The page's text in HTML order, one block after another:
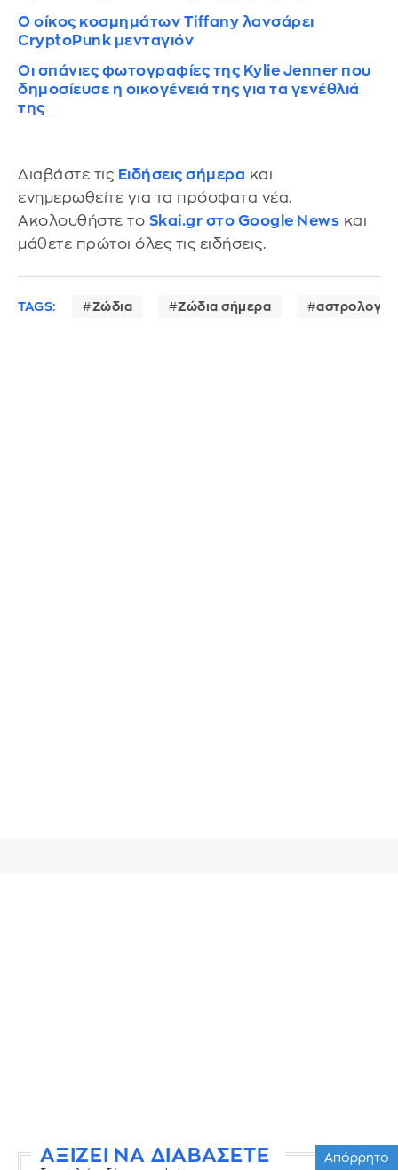
Ο οίκος κοσμημάτων Tiffany λανσάρει
CryptoPunk μενταγιόν
Οι σπάνιες φωτογραφίες της Kylie Jenner που
δημοσίευσε η οικογένειά της για τα γενέθλιά
της
Διαβάστε τις Ειδήσεις σήμερα και
ενημερωθείτε για τα πρόσφατα νέα.
Ακολουθήστε το Skai.gr στο Google News και
μάθετε πρώτοι όλες τις ειδήσεις.
TAGS: Ζώδια Ζώδια σήμερα αστρολογία
ΑΞΙΖΕΙ ΝΑ ΔΙΑΒΑΣΕΤΕ Απόρρητο